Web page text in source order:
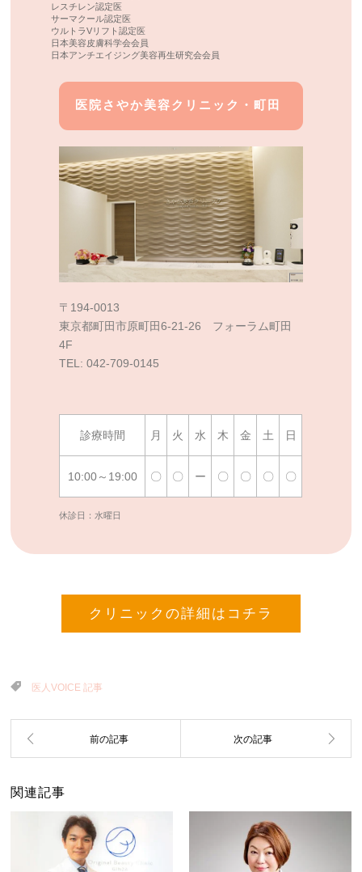
レスチレン認定医
サーマクール認定医
ウルトラVリフト認定医
日本美容皮膚科学会会員
日本アンチエイジング美容再生研究会会員
医院さやか美容クリニック・町田
〒194-0013
東京都町田市原町田6-21-26 フォーラム町田
4F
TEL: 042-709-0145
診療時間 月 火 水 木 金 土 日
10:00～19:00 〇 〇 ー 〇 〇 〇 〇
休診日：水曜日
クリニックの詳細はコチラ
医人VOICE 記事
関連記事